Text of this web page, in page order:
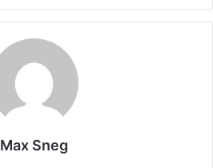
Max Sneg